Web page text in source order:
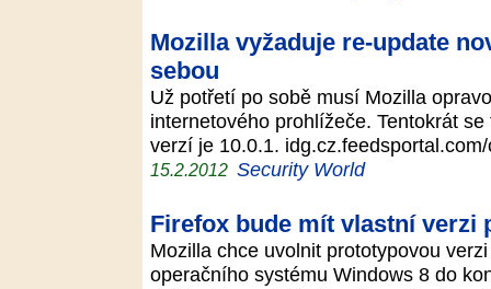
Mozilla vyžaduje re-update
sebou
Už potřetí po sobě musí Mozilla
internetového prohlížeče. Tentokrát
verzí je 10.0.1.
15.2.2012 Security World
Firefox bude mít vlastní verzi
Mozilla chce uvolnit prototypovou
operačního systému Windows 8 do